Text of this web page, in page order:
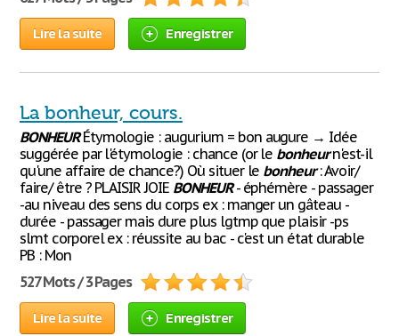
Lire la suite Enregistrer
La bonheur, cours.
BONHEURÉtymologie : augurium = bon augure → Idée
suggérée par l'étymologie : chance (or le bonheurn'est-il
qu'une affaire de chance?) Où situer le bonheur: Avoir/
faire/ être ? PLAISIR JOIE BONHEUR- éphémère - passager
-au niveau des sens du corps ex : manger un gâteau -
durée - passager mais dure plus lgtmp que plaisir -ps
slmt corporel ex : réussite au bac - c'est un état durable
PB : Mon
527 Mots / 3 Pages
Lire la suite Enregistrer